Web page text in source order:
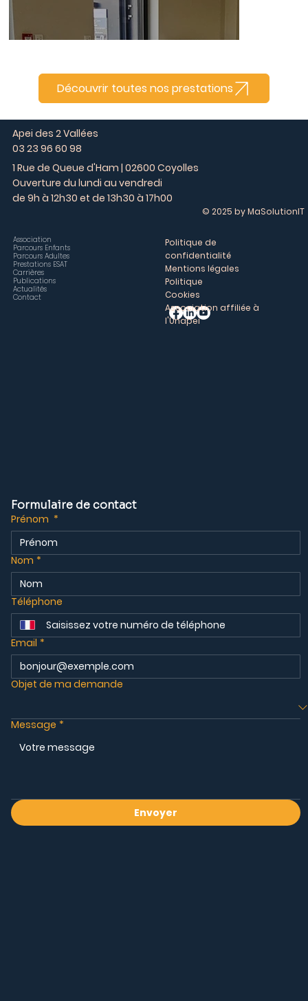
Découvrir toutes nos prestations
Formulaire de contact
Prénom *
Nom *
Téléphone
Email *
Objet de ma demande
Message *
Envoyer
Apei des 2 Vallées
03 23 96 60 98
1 Rue de Queue d'Ham | 02600 Coyolles
Ouverture du lundi au vendredi
de 9h à 12h30 et de 13h30 à 17h00
Association
Parcours Enfants
Parcours Adultes
Prestations ESAT
Carrières
Publications
Actualités
Contact
Politique de
confidentialité
Mentions légales
Politique
Cookies
Association affiliée à
l'Unapei
© 2025 by MaSolutionIT